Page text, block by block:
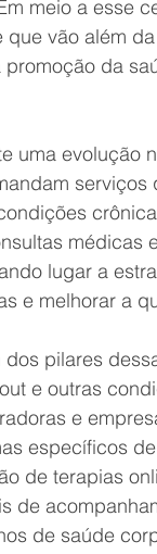
meio a esse
vão além
da
uma evolução
médicas
lugar a
e melhorar a
pilares
e outras
e
específicos
de terapias
de
de saúde